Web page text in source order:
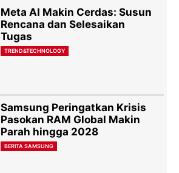
Meta AI Makin Cerdas: Susun
Rencana dan Selesaikan
Tugas
TREND&TECHNOLOGY
Samsung Peringatkan Krisis
Pasokan RAM Global Makin
Parah hingga 2028
BERITA SAMSUNG